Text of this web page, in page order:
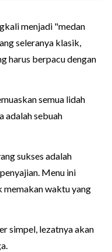
menjadi "medan
seleranya klasik,
harus berpacu dengan
semua lidah
adalah sebuah
sukses adalah
Menu ini
memakan waktu yang
simpel, lezatnya akan